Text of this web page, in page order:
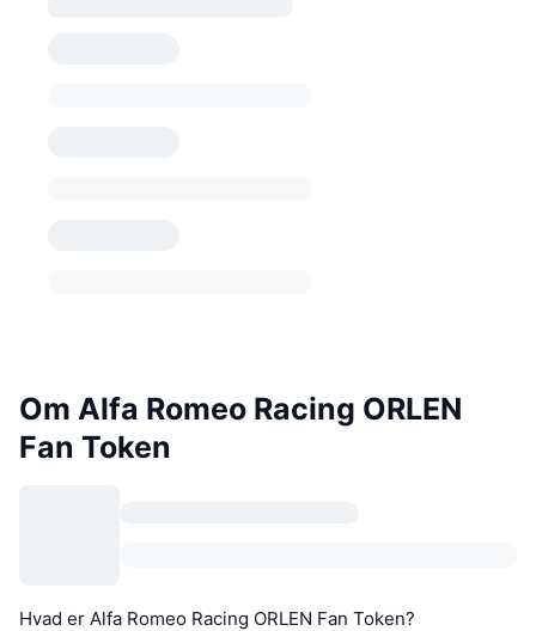
Om Alfa Romeo Racing ORLEN
Fan Token
Hvad er Alfa Romeo Racing ORLEN Fan Token?